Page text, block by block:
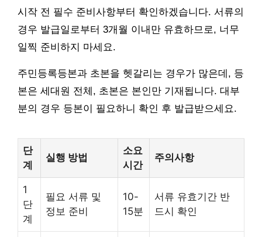
시작 전 필수 준비사항부터 확인하겠습니다. 서류의
경우 발급일로부터 3개월 이내만 유효하므로, 너무
일찍 준비하지 마세요.
주민등록등본과 초본을 헷갈리는 경우가 많은데, 등
본은 세대원 전체, 초본은 본인만 기재됩니다. 대부
분의 경우 등본이 필요하니 확인 후 발급받으세요.
단
계
실행 방법
소요
시간
주의사항
1
단
계
필요 서류 및
정보 준비
10-
15분
서류 유효기간 반
드시 확인